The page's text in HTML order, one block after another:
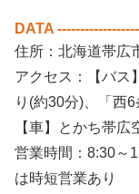
DATA
住所：北海道帯広
アクセス：【バス
り(約30分)、「西
【車】とかち帯
営業時間：8:30～
は時短営業あり